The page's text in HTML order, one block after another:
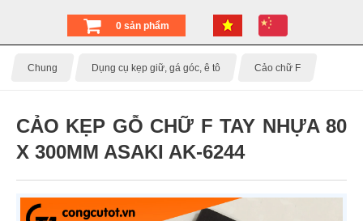
0 sản phẩm
Chung Dụng cụ kẹp giữ, gá góc, ê tô Cảo chữ F
CẢO KẸP GỖ CHỮ F TAY NHỰA 80
X 300MM ASAKI AK-6244